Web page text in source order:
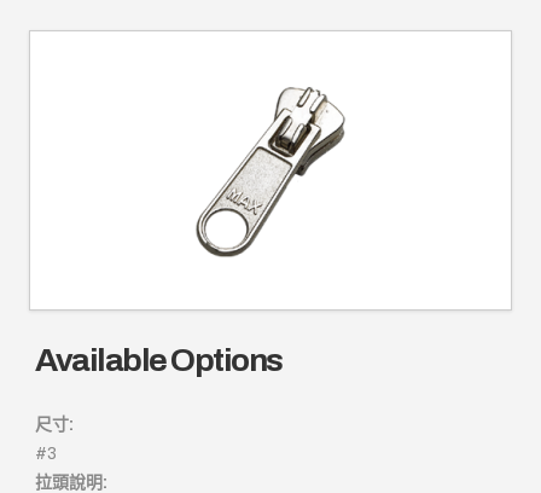
Available Options
尺寸:
#3
拉頭說明: